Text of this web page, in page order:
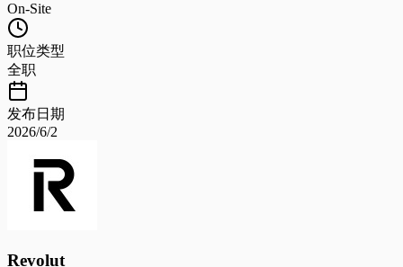
On-Site
职位类型
全职
发布日期
2026/6/2
Revolut